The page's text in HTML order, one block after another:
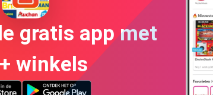
gratis app met
winkels